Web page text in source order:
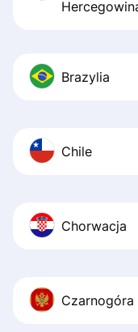
Brazylia
Chile
Chorwacja
Czarnogóra